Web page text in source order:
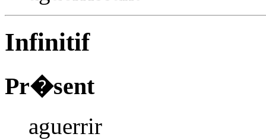
Infinitif
Pr�sent
aguerrir